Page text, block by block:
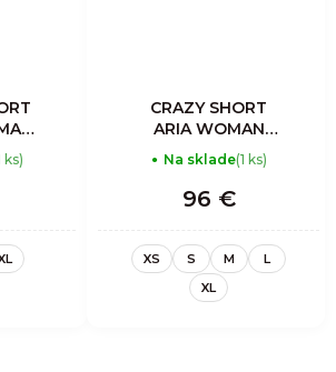
ks)
CRAZY SHORT
ARIA WOMAN
SULPHUR
Na sklade(1 ks)
96 €
XS S M
L
XL